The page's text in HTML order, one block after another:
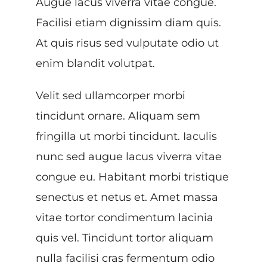
Facilisi etiam dignissim diam quis.
At quis risus sed vulputate odio ut
enim blandit volutpat.
Velit sed ullamcorper morbi
tincidunt ornare. Aliquam sem
fringilla ut morbi tincidunt. Iaculis
nunc sed augue lacus viverra vitae
congue eu. Habitant morbi tristique
senectus et netus et. Amet massa
vitae tortor condimentum lacinia
quis vel. Tincidunt tortor aliquam
nulla facilisi cras fermentum odio